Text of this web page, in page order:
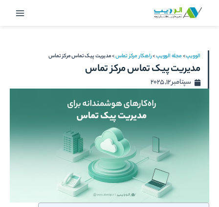
Main
الوویپ>مجله الوویپ>راهکار مرکز تماس>مدیریت پیک تماس مرکز تماس
مدیریت پیک تماس مرکز تماس
سپتامبر 12, 2025